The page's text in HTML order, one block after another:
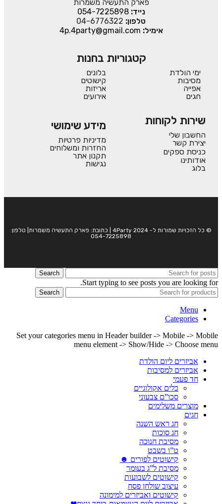
פארק התעשיה משמרות
נייד:054-7225898
טלפון: 04-6776322
אימיל: 4p.4party@gmail.com
קטגוריות בחנות
ימי הולדת
מסיבות
אפייה
חגים
בלונים
קישוטים
אריזות
אירועים
שירות לקוחות
החשבון שלי
יצירת קשר
כניסת ספקים
אודותינו
בלוג
מידע שימושי
מדיניות פרטיות
החזרות ומשלוחים
תקנון אתר
נגישות
© כל הזכויות שמורות ל- 4Party 2024 | כתובת: פארק התעשיה משמרות| טלפון:
054-7225898
Search
Start typing to see posts you are looking for.
Search
Menu
Categories
Set your categories menu in Header builder -> Mobile -> Mobile
menu element -> Show/Hide -> Choose menu
אביזרים ליום הולדת
אביזרים למסיבות
חד פעמי
כלים אקולוגיים
סכו”ם צבעוני
מוצרים משלימים
חגים
חג ראש השנה
חג סוכות
מסיבת חנוכה
ט”ו בשבט
קישוטים לפורים ☻
מסיבת ל”ג בעומר
קישוטים לשבועות
עיצוב שולחן פסח
קישוטים ואביזרים למימונה